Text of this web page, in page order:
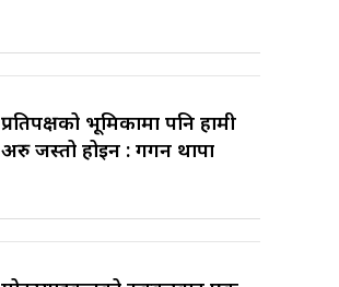
प्रतिपक्षको भूमिकामा पनि हामी
अरु जस्तो होइन : गगन थापा